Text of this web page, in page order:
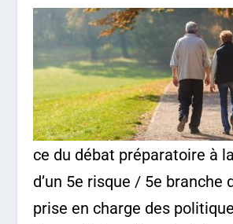
ce du débat préparatoire à
d’un 5e risque / 5e branche
prise en charge des